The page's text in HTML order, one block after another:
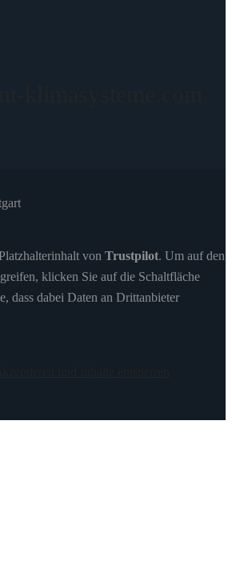
von Trustpilot. Um auf den
klicken Sie auf die Schaltfläche
dass dabei Daten an Drittanbieter